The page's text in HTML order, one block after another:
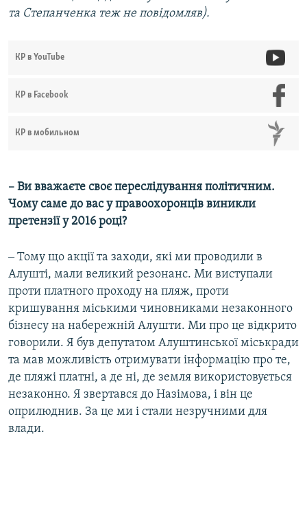
та Степанченка теж не повідомляв).
КР в YouTube
КР в Facebook
КР в мобильном
– Ви вважаєте своє переслідування політичним.
Чому саме до вас у правоохоронців виникли
претензії у 2016 році?
‒ Тому що акції та заходи, які ми проводили в
Алушті, мали великий резонанс. Ми виступали
проти платного проходу на пляж, проти
кришування міськими чиновниками незаконного
бізнесу на набережній Алушти. Ми про це відкрито
говорили. Я був депутатом Алуштинської міськради
та мав можливість отримувати інформацію про те,
де пляжі платні, а де ні, де земля використовується
незаконно. Я звертався до Назімова, і він це
оприлюднив. За це ми і стали незручними для
влади.